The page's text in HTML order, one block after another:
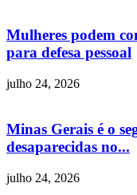
Mulheres podem
para defesa pessoal
julho 24, 2026
Minas Gerais é o
desaparecidas no...
julho 24, 2026